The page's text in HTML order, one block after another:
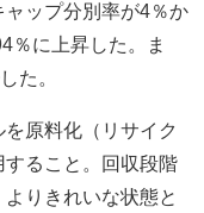
ップ分別率が4％か
％に上昇した。ま
た。
原料化（リサイク
ること。回収段階
りきれいな状態と